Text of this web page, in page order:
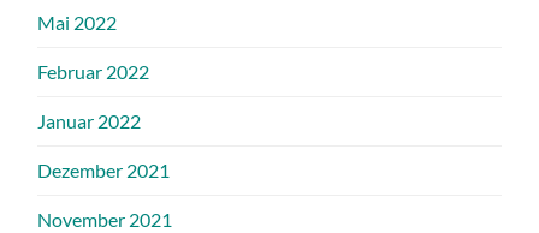
Mai 2022
Februar 2022
Januar 2022
Dezember 2021
November 2021